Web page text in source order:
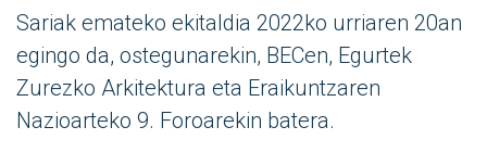
Sariak emateko ekitaldia 2022ko urriaren 20an
egingo da, ostegunarekin, BECen, Egurtek
Zurezko Arkitektura eta Eraikuntzaren
Nazioarteko 9. Foroarekin batera.